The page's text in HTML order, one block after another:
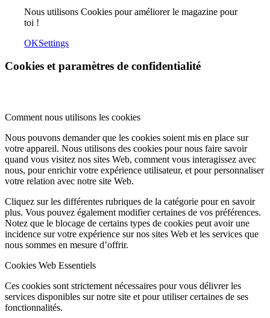
Nous utilisons Cookies pour améliorer le magazine pour
toi !
OKSettings
Cookies et paramètres de confidentialité
Comment nous utilisons les cookies
Nous pouvons demander que les cookies soient mis en place sur
votre appareil. Nous utilisons des cookies pour nous faire savoir
quand vous visitez nos sites Web, comment vous interagissez avec
nous, pour enrichir votre expérience utilisateur, et pour personnaliser
votre relation avec notre site Web.
Cliquez sur les différentes rubriques de la catégorie pour en savoir
plus. Vous pouvez également modifier certaines de vos préférences.
Notez que le blocage de certains types de cookies peut avoir une
incidence sur votre expérience sur nos sites Web et les services que
nous sommes en mesure d’offrir.
Cookies Web Essentiels
Ces cookies sont strictement nécessaires pour vous délivrer les
services disponibles sur notre site et pour utiliser certaines de ses
fonctionnalités.